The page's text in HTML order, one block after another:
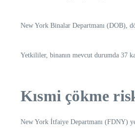
New York Binalar Departmanı (DOB),
Yetkililer, binanın mevcut durumda 37
Kısmi çökme
New York İtfaiye Departmanı (FDNY)